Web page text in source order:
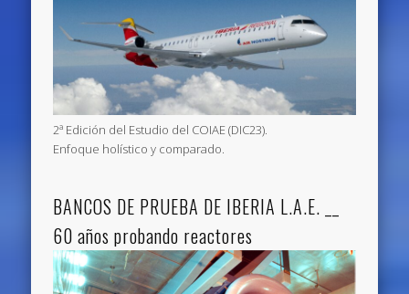
2ª Edición del Estudio del COIAE (DIC23).
Enfoque holístico y comparado.
BANCOS DE PRUEBA DE IBERIA L.A.E. __
60 años probando reactores